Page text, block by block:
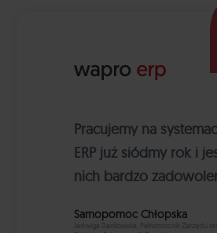
Pracujemy na
ERP już siódmy rok i
nich bardzo
Samopomoc Chłopska